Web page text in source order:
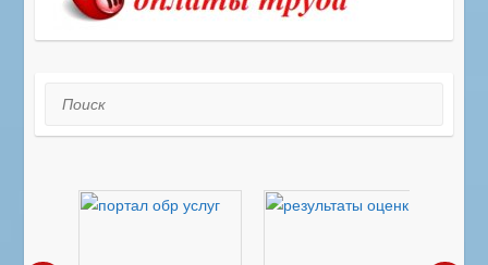
Поиск